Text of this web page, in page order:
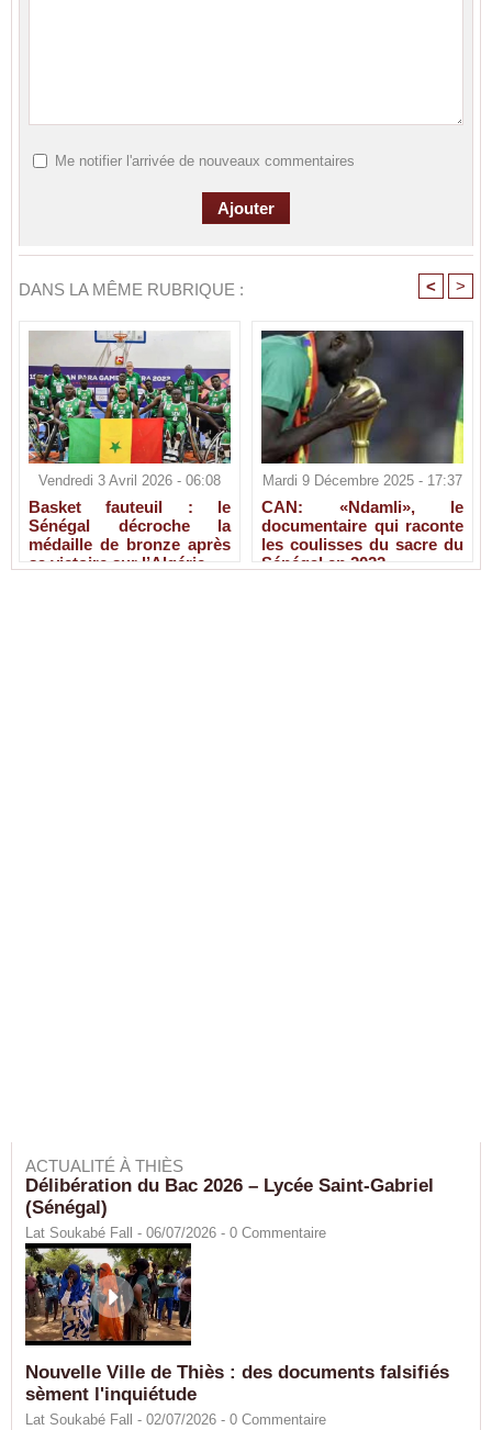
Me notifier l'arrivée de nouveaux commentaires
DANS LA MÊME RUBRIQUE : < >
Vendredi 3 Avril 2026 - 06:08
Basket fauteuil : le
Sénégal décroche la
médaille de bronze après
sa victoire sur l’Algérie
Mardi 9 Décembre 2025 - 17:37
CAN: «Ndamli», le
documentaire qui raconte
les coulisses du sacre du
Sénégal en 2022
ACTUALITÉ À THIÈS
Délibération du Bac 2026 – Lycée Saint-Gabriel
(Sénégal)
Lat Soukabé Fall - 06/07/2026 - 0 Commentaire
Nouvelle Ville de Thiès : des documents falsifiés
sèment l'inquiétude
Lat Soukabé Fall - 02/07/2026 - 0 Commentaire